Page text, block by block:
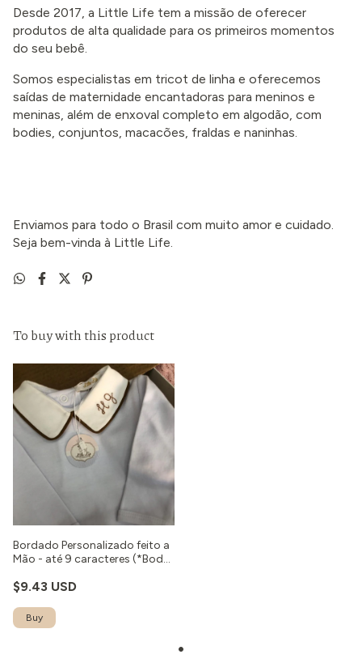
Desde 2017, a Little Life tem a missão de oferecer
produtos de alta qualidade para os primeiros momentos
do seu bebê.
Somos especialistas em tricot de linha e oferecemos
saídas de maternidade encantadoras para meninos e
meninas, além de enxoval completo em algodão, com
bodies, conjuntos, macacões, fraldas e naninhas.
Enviamos para todo o Brasil com muito amor e cuidado.
Seja bem-vinda à Little Life.
To buy with this product
Bordado Personalizado feito a
Mão - até 9 caracteres (*Body
$9.43 USD